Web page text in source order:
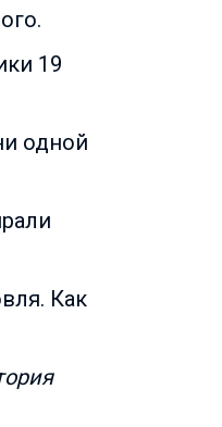
19
одной
Как